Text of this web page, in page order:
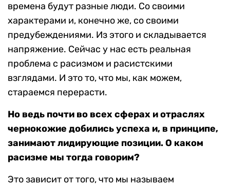
времена будут разные люди. Со своими
характерами и, конечно же, со своими
предубеждениями. Из этого и складывается
напряжение. Сейчас у нас есть реальная
проблема с расизмом и расистскими
взглядами. И это то, что мы, как можем,
стараемся перерасти.
Но ведь почти во всех сферах и отраслях
чернокожие добились успеха и, в принципе,
занимают лидирующие позиции. О каком
расизме мы тогда говорим?
Это зависит от того, что мы называем